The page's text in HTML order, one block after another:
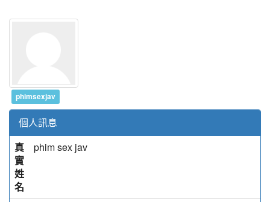
phimsexjav
個人訊息
真
實
姓
名
phim sex jav